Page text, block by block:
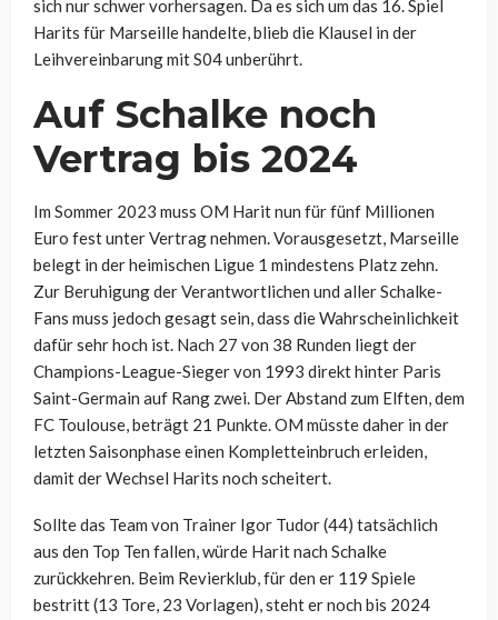
sich nur schwer vorhersagen. Da es sich um das 16. Spiel
Harits für Marseille handelte, blieb die Klausel in der
Leihvereinbarung mit S04 unberührt.
Auf Schalke noch
Vertrag bis 2024
Im Sommer 2023 muss OM Harit nun für fünf Millionen
Euro fest unter Vertrag nehmen. Vorausgesetzt, Marseille
belegt in der heimischen Ligue 1 mindestens Platz zehn.
Zur Beruhigung der Verantwortlichen und aller Schalke-
Fans muss jedoch gesagt sein, dass die Wahrscheinlichkeit
dafür sehr hoch ist. Nach 27 von 38 Runden liegt der
Champions-League-Sieger von 1993 direkt hinter Paris
Saint-Germain auf Rang zwei. Der Abstand zum Elften, dem
FC Toulouse, beträgt 21 Punkte. OM müsste daher in der
letzten Saisonphase einen Kompletteinbruch erleiden,
damit der Wechsel Harits noch scheitert.
Sollte das Team von Trainer Igor Tudor (44) tatsächlich
aus den Top Ten fallen, würde Harit nach Schalke
zurückkehren. Beim Revierklub, für den er 119 Spiele
bestritt (13 Tore, 23 Vorlagen), steht er noch bis 2024